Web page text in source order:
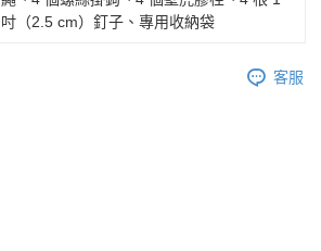
吋（2.5 cm）釘子、專用收納袋
客服